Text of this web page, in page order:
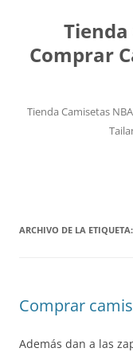
Comprar
Tienda Camisetas
ARCHIVO DE LA ETIQUETA:
Comprar
Además dan a las